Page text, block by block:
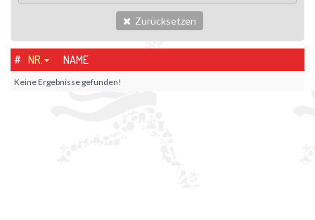
Zurücksetzen
# NR. NAME
Keine Ergebnisse gefunden!